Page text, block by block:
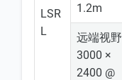
LSR
L
1.2m
远端视野
3000 ×
2400 @